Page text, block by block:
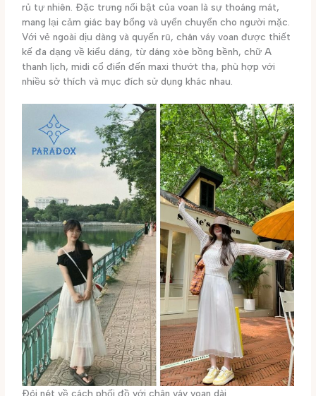
rủ tự nhiên. Đặc trưng nổi bật của voan là sự thoáng mát,
mang lại cảm giác bay bổng và uyển chuyển cho người mặc.
Với vẻ ngoài dịu dàng và quyến rũ, chân váy voan được thiết
kế đa dạng về kiểu dáng, từ dáng xòe bồng bềnh, chữ A
thanh lịch, midi cổ điển đến maxi thướt tha, phù hợp với
nhiều sở thích và mục đích sử dụng khác nhau.
Đôi nét về cách phối đồ với chân váy voan dài